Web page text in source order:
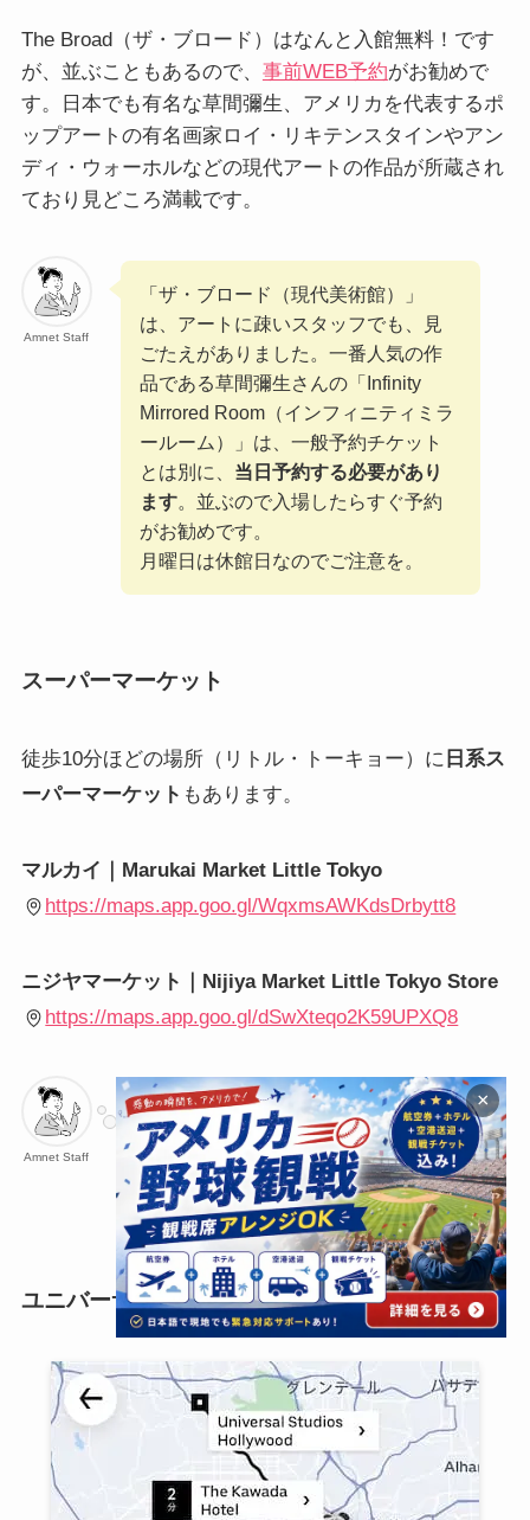
The Broad（ザ・ブロード）はなんと入館無料！です
が、並ぶこともあるので、 事前WEB予約がお勧めで
す。日本でも有名な草間彌生、アメリカを代表するポ
ップアートの有名画家ロイ・リキテンスタインやアン
ディ・ウォーホルなどの現代アートの作品が所蔵され
ており見どころ満載です。
Amnet Staff
「ザ・ブロード（現代美術館）」
は、アートに疎いスタッフでも、見
ごたえがありました。一番人気の作
品である草間彌生さんの「Infinity
Mirrored Room（インフィニティミラ
ールーム）」は、一般予約チケット
とは別に、 当日予約する必要があり
ます。並ぶので入場したらすぐ予約
がお勧めです。
月曜日は休館日なのでご注意を。
スーパーマーケット
徒歩10分ほどの場所（リトル・トーキョー）に 日系ス
ーパーマーケット もあります。
マルカイ｜Marukai Market Little Tokyo
https://maps.app.goo.gl/WqxmsAWKdsDrbytt8
ニジヤマーケット｜Nijiya Market Little Tokyo Store
https://maps.app.goo.gl/dSwXteqo2K59UPXQ8
Amnet Staff
「リトルトーキョー」には和食レス
トランなども立ち並び、和食が恋し
くなったときも安心です。
ユニバーサルスタジオ、ドジャースタジアム
×